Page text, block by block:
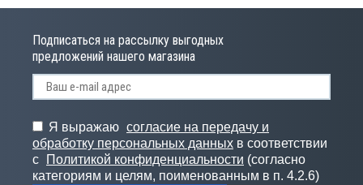
Подписаться на рассылку выгодных
предложений нашего магазина
Я выражаю согласие на передачу и
обработку персональных данных в соответствии
с
Политикой конфиденциальности (согласно
категориям и целям, поименованным в п. 4.2.6)